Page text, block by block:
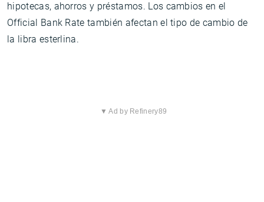
hipotecas, ahorros y préstamos. Los cambios en el
Official Bank Rate también afectan el tipo de cambio de
la libra esterlina.
▼ Ad by Refinery89